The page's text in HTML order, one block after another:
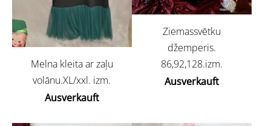
Melna kleita ar zaļu
volānu.XL/xxl. izm.
Ausverkauft
Ziemassvētku
džemperis.
86,92,128.izm.
Ausverkauft